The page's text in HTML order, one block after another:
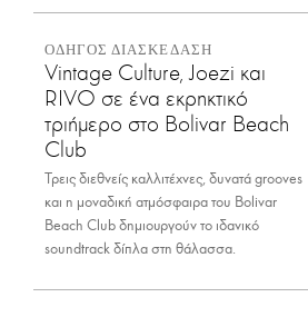
ΟΔΗΓΟΣ ΔΙΑΣΚΕΔΑΣΗ
Vintage Culture, Joezi και
RIVO σε ένα εκρηκτικό
τριήμερο στο Bolivar Beach
Club
Τρεις διεθνείς καλλιτέχνες, δυνατά grooves
και η μοναδική ατμόσφαιρα του Bolivar
Beach Club δημιουργούν το ιδανικό
soundtrack δίπλα στη θάλασσα.